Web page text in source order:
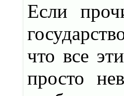
Если
что все
просто